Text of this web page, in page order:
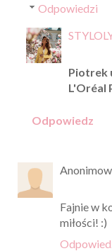
Odpowiedzi
Piotrek
L'Oréal
Odpowiedz
Fajnie w
miłości! :)